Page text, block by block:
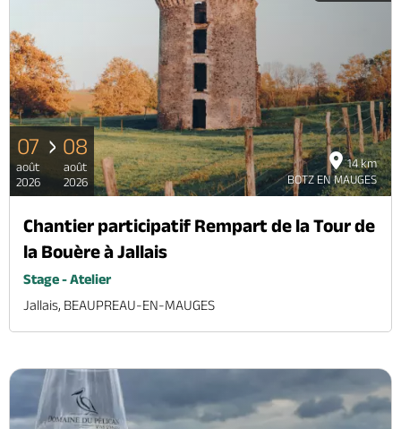
14 km
BOTZ EN MAUGES
07
août
2026
08
août
2026
Chantier participatif Rempart de la Tour de
la Bouère à Jallais
Stage - Atelier
Jallais, BEAUPREAU-EN-MAUGES